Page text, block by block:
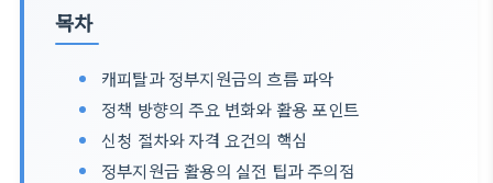
목차
캐피탈과 정부지원금의 흐름 파악
정책 방향의 주요 변화와 활용 포인트
신청 절차와 자격 요건의 핵심
정부지원금 활용의 실전 팁과 주의점